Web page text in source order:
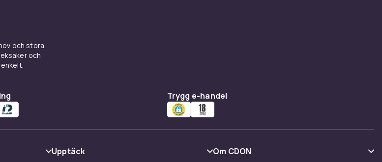
och stora
och
Trygg e-handel
Upptäck
Om CDON